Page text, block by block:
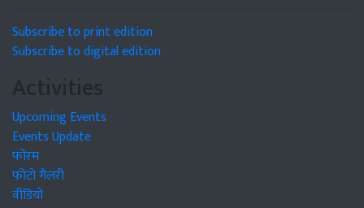
Subscribe to print edition
Subscribe to digital edition
Activities
Upcoming Events
Events Update
फोरम
फोटो गैलरी
वीडियो